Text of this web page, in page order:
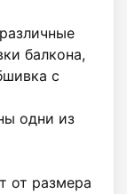
балкона,
с
одни из
от размера